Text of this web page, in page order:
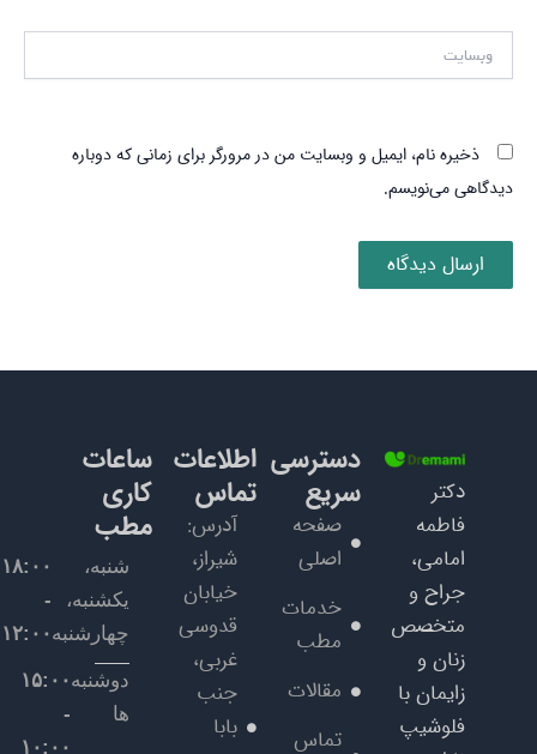
وبسایت
ذخیره نام، ایمیل و وبسایت من در مرورگر برای زمانی که دوباره
دیدگاهی می‌نویسم.
دکتر
فاطمه
امامی،
جراح و
متخصص
زنان و
زایمان با
فلوشیپ
دسترسی
سریع
صفحه
اصلی
خدمات
مطب
مقالات
تماس
اطلاعات
تماس
آدرس:
شیراز،
خیابان
قدوسی
غربی،
جنب
بابا
ساعات
کاری
مطب
شنبه،
یکشنبه،
چهارشنبه
۱۸:۰۰
-
۱۲:۰۰
دوشنبه
ها
۱۵:۰۰
-
۱۰:۰۰